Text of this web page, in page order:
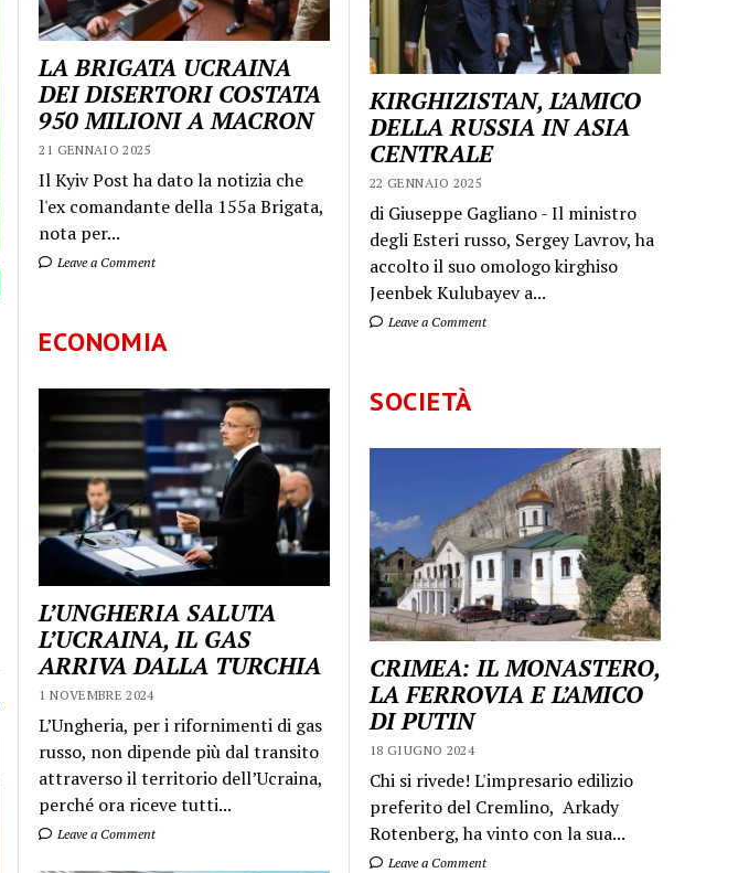
KIRGHIZISTAN, L’AMICO
DELLA RUSSIA IN ASIA
CENTRALE
22 GENNAIO 2025
di Giuseppe Gagliano - Il ministro
degli Esteri russo, Sergey Lavrov, ha
accolto il suo omologo kirghiso
Jeenbek Kulubayev a...
Leave a Comment
SOCIETÀ
CRIMEA: IL MONASTERO,
LA FERROVIA E L’AMICO
DI PUTIN
18 GIUGNO 2024
Chi si rivede! L'impresario edilizio
preferito del Cremlino, Arkady
Rotenberg, ha vinto con la sua...
Leave a Comment
LA BRIGATA UCRAINA
DEI DISERTORI COSTATA
950 MILIONI A MACRON
21 GENNAIO 2025
Il Kyiv Post ha dato la notizia che
l'ex comandante della 155a Brigata,
nota per...
Leave a Comment
ECONOMIA
L’UNGHERIA SALUTA
L’UCRAINA, IL GAS
ARRIVA DALLA TURCHIA
1 NOVEMBRE 2024
L’Ungheria, per i rifornimenti di gas
russo, non dipende più dal transito
attraverso il territorio dell’Ucraina,
perché ora riceve tutti...
Leave a Comment